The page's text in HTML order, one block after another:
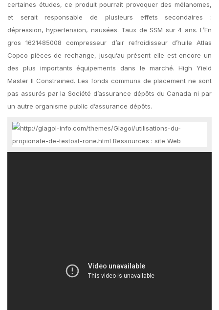
certaines études, ce produit pourrait provoquer des mélanomes,
et serait responsable de plusieurs effets secondaires :
dépression, hypertension, nausées. Taux de SSM sur 4 ans. L’En
gros 1621485008 compresseur d’air refroidisseur d’huile Atlas
Copco pièces de rechange, jusqu’au présent elle est encore un
des plus importants équipements dans le marché. High Yield
Master II Constrained. Les fonds communs de placement ne sont
pas assurés par la Société d’assurance dépôts du Canada ni par
un autre organisme public d’assurance dépôts.